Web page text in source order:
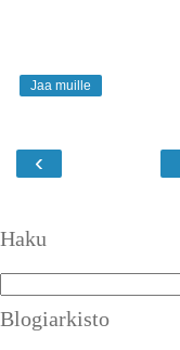
Jaa muille
‹
Haku
Blogiarkisto